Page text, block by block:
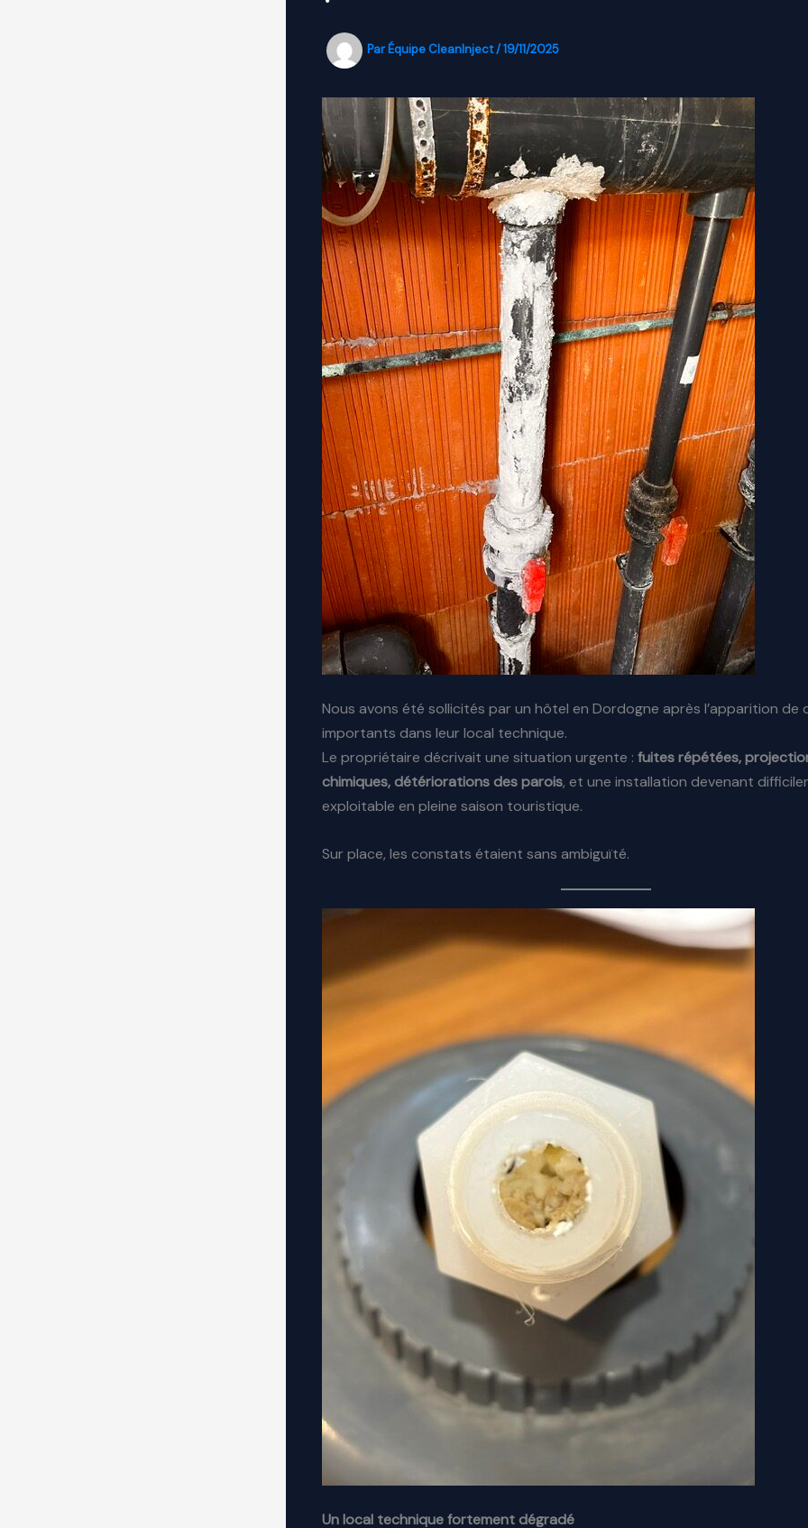
Par Équipe CleanInject/19/11/2025
Nous avons été sollicités par un hôtel en Dordogne après l’apparition de
importants dans leur local technique.
Le propriétaire décrivait une situation urgente : fuites répétées,
chimiques, détériorations des parois, et une installation devenant
exploitable en pleine saison touristique.
Sur place, les constats étaient sans ambiguïté.
Un local technique fortement dégradé